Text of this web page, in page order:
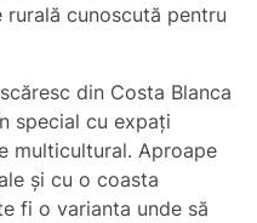
cunoscută pentru
din Costa Blanca
special cu expați
multicultural. Aproape
și cu o coasta
fi o varianta unde să